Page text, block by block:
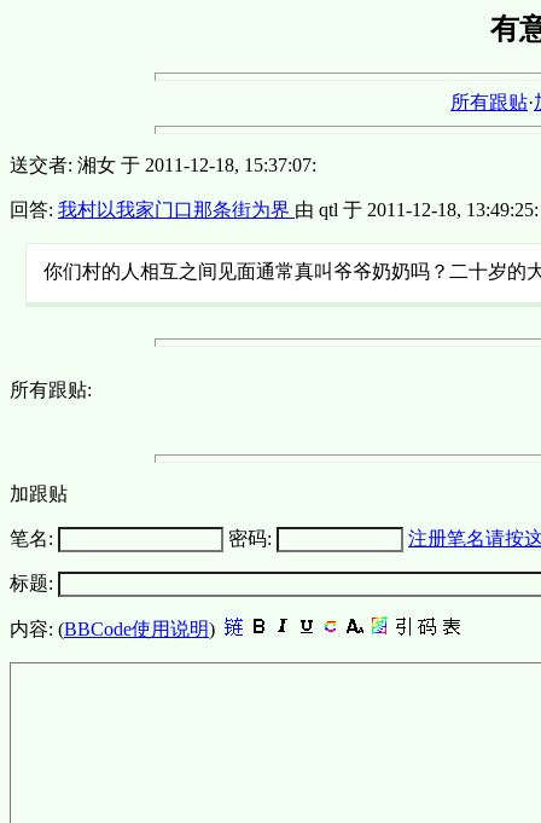
有
所有跟贴·
送交者: 湘女 于 2011-12-18, 15:37:07:
回答: 我村以我家门口那条街为界 由 qtl 于 2011-12-18, 13:49:25:
你们村的人相互之间见面通常真叫爷爷奶奶吗？二十岁的
所有跟贴:
加跟贴
笔名: 密码: 注册笔名请按
标题:
内容: (BBCode使用说明)